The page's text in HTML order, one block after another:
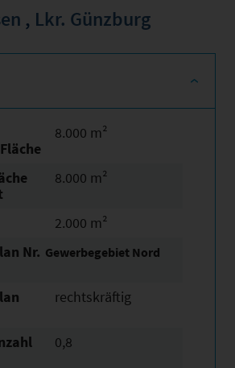
, Lkr. Günzburg
8.000 m²
8.000 m²
2.000 m²
Nr. Gewerbegebiet Nord
rechtskräftig
0,8